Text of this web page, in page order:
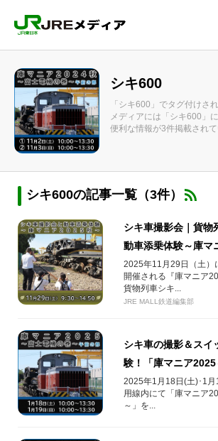
シキ600
「シキ600」でタグ付けさ
メディアには「シキ600」
便利な情報が3件掲載されて
シキ600の記事一覧（3件）
シキ車撮影会｜貨物
動車添乗体験～庫マ
催！
2025年11月29日（土）
開催される『庫マニア
貨物列車シキ...
JRE MALL鉄道編集部
シキ車の撮影＆スイ
験！「庫マニア
～」開催！
2025年1月18日(土)･1
用線内にて「庫マニア
～」を...